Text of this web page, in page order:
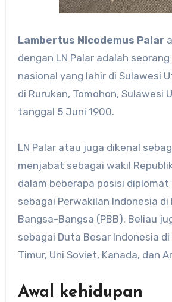
Lambertus Nicodemus Palar
dengan LN Palar adalah
nasional yang lahir di Sulawesi
di Rurukan, Tomohon, Sulawesi
tanggal 5 Juni 1900.
LN Palar atau juga dikenal
menjabat sebagai wakil
dalam beberapa posisi
sebagai Perwakilan Indonesia
Bangsa-Bangsa (PBB). Beliau
sebagai Duta Besar Indonesia
Timur, Uni Soviet, Kanada, dan
Awal kehidupan